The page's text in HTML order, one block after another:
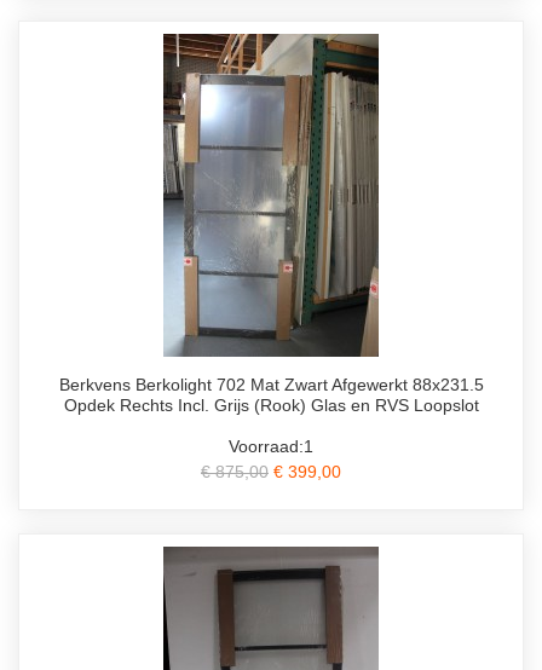
Berkvens Berkolight 702 Mat Zwart Afgewerkt 88x231.5
Opdek Rechts Incl. Grijs (Rook) Glas en RVS Loopslot
Voorraad:1
€ 875,00 € 399,00